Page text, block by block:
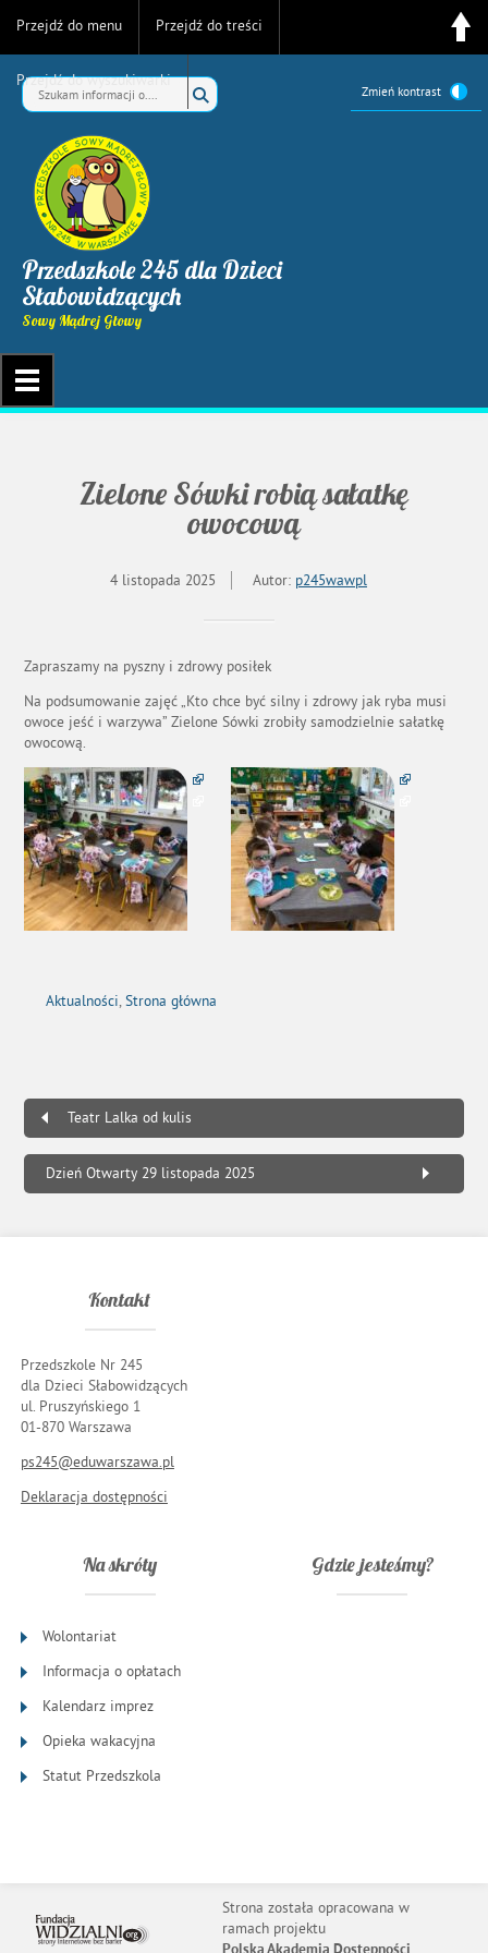
Przejdź do menu Przejdź do treści
Przejdź do wyszukiwarki
Zmień kontrast
Przedszkole 245 dla Dzieci
Słabowidzących
Sowy Mądrej Głowy
Zielone Sówki robią sałatkę
owocową
4 listopada 2025 Autor: p245wawpl
Zapraszamy na pyszny i zdrowy posiłek
Na podsumowanie zajęć „Kto chce być silny i zdrowy jak ryba musi
owoce jeść i warzywa” Zielone Sówki zrobiły samodzielnie sałatkę
owocową.
Aktualności,Strona główna
Teatr Lalka od kulis
Dzień Otwarty 29 listopada 2025
Kontakt
Przedszkole Nr 245
dla Dzieci Słabowidzących
ul. Pruszyńskiego 1
01-870 Warszawa
ps245@eduwarszawa.pl
Deklaracja dostępności
Na skróty
Wolontariat
Informacja o opłatach
Kalendarz imprez
Opieka wakacyjna
Statut Przedszkola
Gdzie jesteśmy?
Strona została opracowana w
ramach projektu